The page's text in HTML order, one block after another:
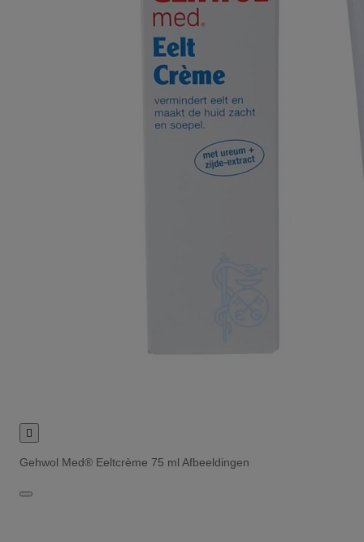

Gehwol Med® Eeltcrème 75 ml Afbeeldingen